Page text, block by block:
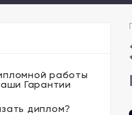
работы
Гарантии
диплом?